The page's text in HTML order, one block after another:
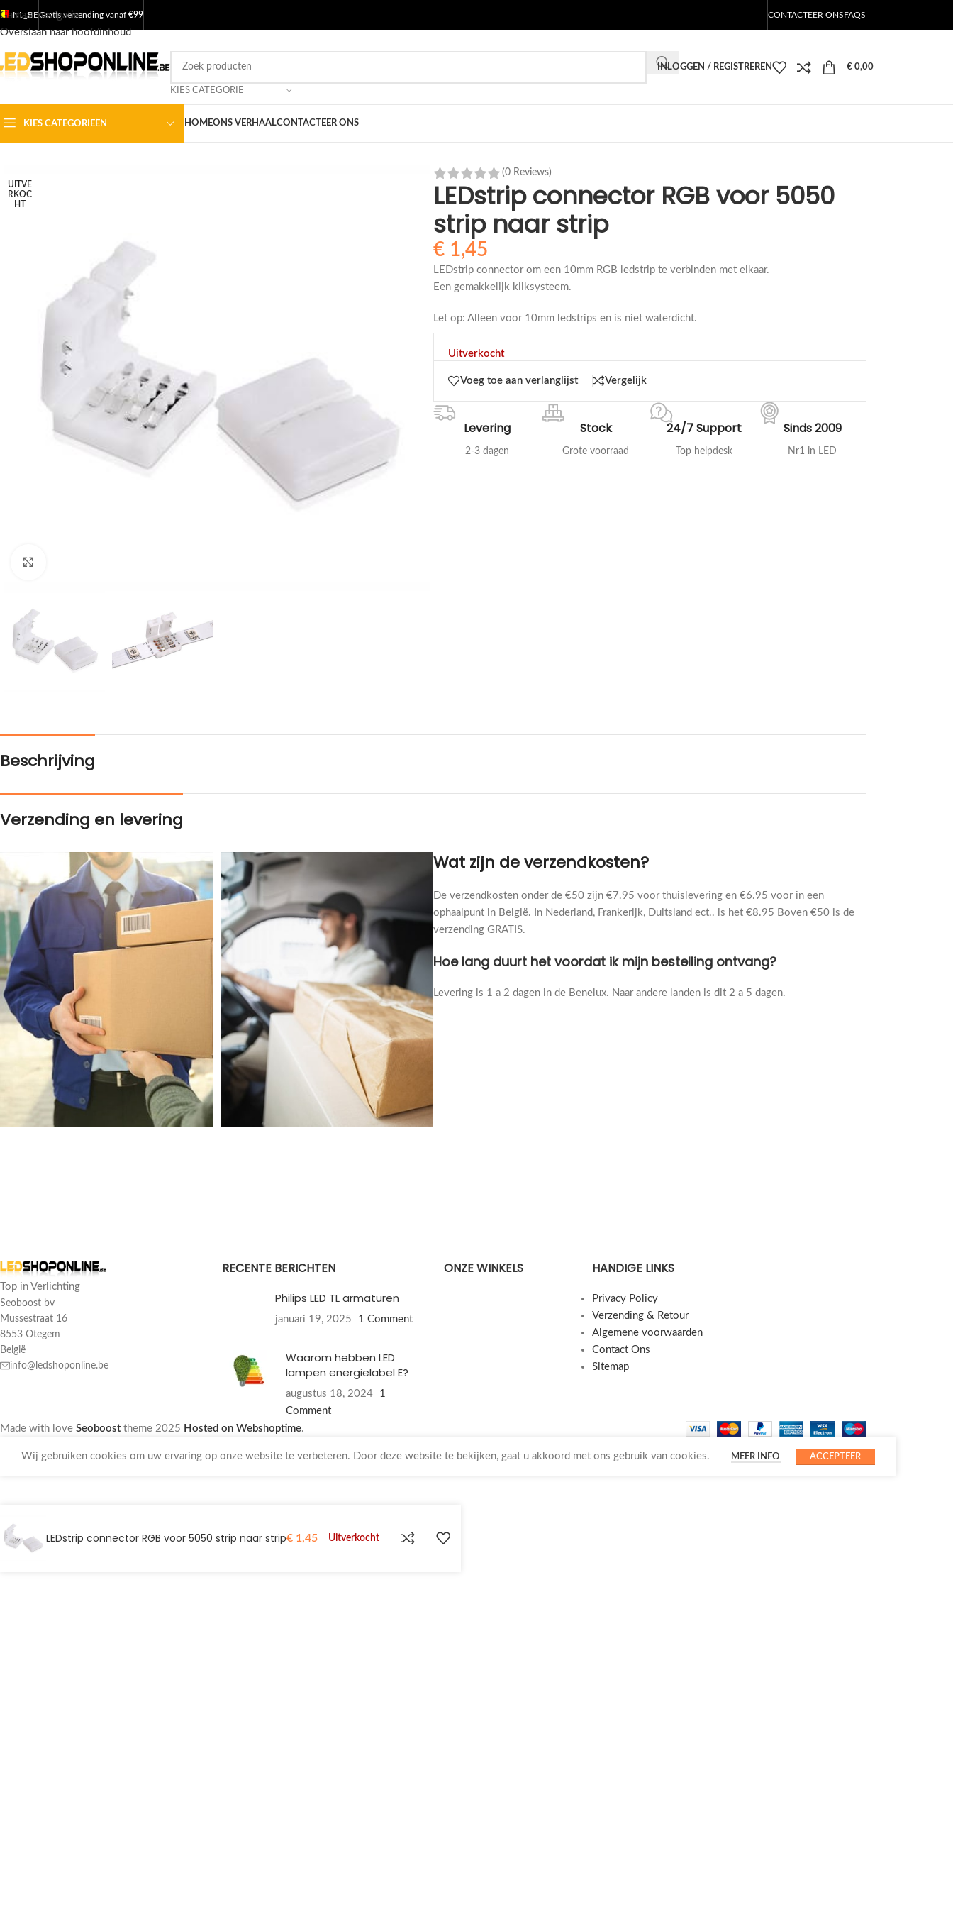
Ga naar navigatie
Overslaan naar hoofdinhoud
NL_BEGratis verzending vanaf €99 CONTACTEER ONSFAQS
KIES CATEGORIE
INLOGGEN / REGISTREREN € 0,00
KIES CATEGORIEËN HOMEONS VERHAALCONTACTEER ONS
UITVE
RKOC
HT
(0 Reviews)
LEDstrip connector RGB voor 5050
strip naar strip
€ 1,45
LEDstrip connector om een 10mm RGB ledstrip te verbinden met elkaar.
Een gemakkelijk kliksysteem.
Let op: Alleen voor 10mm ledstrips en is niet waterdicht.
Uitverkocht
Voeg toe aan verlanglijst Vergelijk
Levering
2-3 dagen
Stock
Grote voorraad
24/7 Support
Top helpdesk
Sinds 2009
Nr1 in LED
Beschrijving
Verzending en levering
Wat zijn de verzendkosten?
De verzendkosten onder de €50 zijn €7.95 voor thuislevering en €6.95 voor in een
ophaalpunt in België. In Nederland, Frankerijk, Duitsland ect.. is het €8.95 Boven €50 is de
verzending GRATIS.
Hoe lang duurt het voordat ik mijn bestelling ontvang?
Levering is 1 a 2 dagen in de Benelux. Naar andere landen is dit 2 a 5 dagen.
Top in Verlichting
Seoboost bv
Mussestraat 16
8553 Otegem
België
info@ledshoponline.be
RECENTE BERICHTEN
Philips LED TL armaturen
januari 19, 2025 1 Comment
Waarom hebben LED
lampen energielabel E?
augustus 18, 2024
1
Comment
ONZE WINKELS HANDIGE LINKS
Privacy Policy
Verzending & Retour
Algemene voorwaarden
Contact Ons
Sitemap
Made with love Seoboosttheme 2025 Hosted on Webshoptime.
Wij gebruiken cookies om uw ervaring op onze website te verbeteren. Door deze website te bekijken, gaat u akkoord met ons gebruik van cookies. MEER INFO ACCEPTEER
LEDstrip connector RGB voor 5050 strip naar strip€ 1,45 Uitverkocht